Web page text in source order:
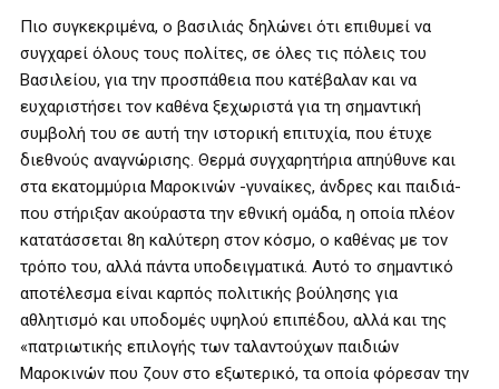
Πιο συγκεκριμένα, ο βασιλιάς δηλώνει ότι επιθυμεί να
συγχαρεί όλους τους πολίτες, σε όλες τις πόλεις του
Βασιλείου, για την προσπάθεια που κατέβαλαν και να
ευχαριστήσει τον καθένα ξεχωριστά για τη σημαντική
συμβολή του σε αυτή την ιστορική επιτυχία, που έτυχε
διεθνούς αναγνώρισης. Θερμά συγχαρητήρια απηύθυνε και
στα εκατομμύρια Μαροκινών -γυναίκες, άνδρες και παιδιά-
που στήριξαν ακούραστα την εθνική ομάδα, η οποία πλέον
κατατάσσεται 8η καλύτερη στον κόσμο, ο καθένας με τον
τρόπο του, αλλά πάντα υποδειγματικά. Αυτό το σημαντικό
αποτέλεσμα είναι καρπός πολιτικής βούλησης για
αθλητισμό και υποδομές υψηλού επιπέδου, αλλά και της
«πατριωτικής επιλογής των ταλαντούχων παιδιών
Μαροκινών που ζουν στο εξωτερικό, τα οποία φόρεσαν την